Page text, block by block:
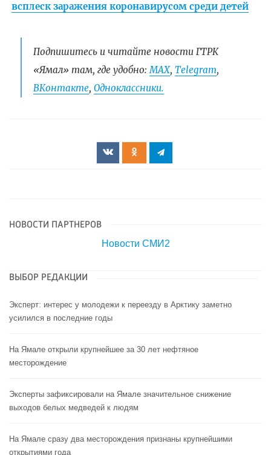
всплеск заражения коронавирусом среди детей
Подпишитесь и читайте новости ГТРК
«Ямал» там, где удобно:МАХ, Telegram,
ВКонтакте, Одноклассники.
НОВОСТИ ПАРТНЕРОВ
Новости СМИ2
ВЫБОР РЕДАКЦИИ
Эксперт: интерес у молодежи к переезду в Арктику заметно
усилился в последние годы
На Ямале открыли крупнейшее за 30 лет нефтяное
месторождение
Эксперты зафиксировали на Ямале значительное снижение
выходов белых медведей к людям
На Ямале сразу два месторождения признаны крупнейшими
открытиями года